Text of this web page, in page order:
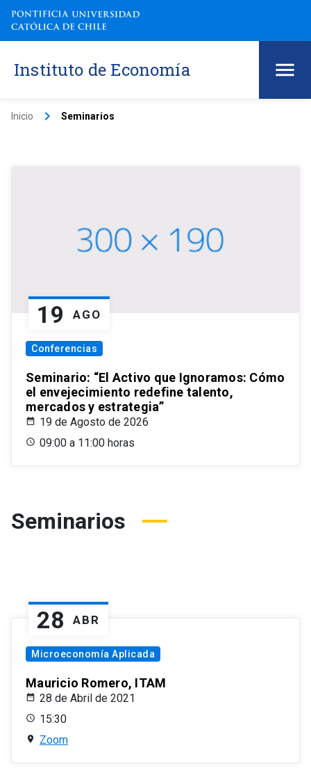
Instituto de Economía
Inicio keyboard_arrow_right Seminarios
19 AGO
Conferencias
Seminario: “El Activo que Ignoramos: Cómo
el envejecimiento redefine talento,
mercados y estrategia”
19 de Agosto de 2026
09:00 a 11:00 horas
Seminarios
28 ABR
Microeconomía Aplicada
Mauricio Romero, ITAM
28 de Abril de 2021
15:30
Zoom